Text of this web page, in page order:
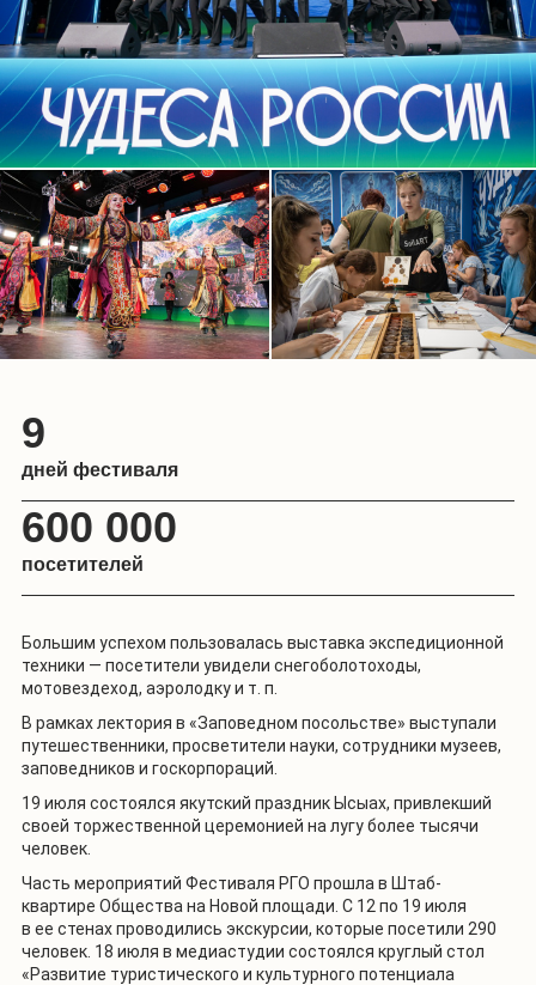
9
дней фестиваля
600 000
посетителей
Большим успехом пользовалась выставка экспедиционной
техники — посетители увидели снегоболотоходы,
мотовездеход, аэролодку и т. п.
В рамках лектория в «Заповедном посольстве» выступали
путешественники, просветители науки, сотрудники музеев,
заповедников и госкорпораций.
19 июля состоялся якутский праздник Ысыах, привлекший
своей торжественной церемонией на лугу более тысячи
человек.
Часть мероприятий Фестиваля РГО прошла в Штаб-
квартире Общества на Новой площади. С 12 по 19 июля
в ее стенах проводились экскурсии, которые посетили 290
человек. 18 июля в медиастудии состоялся круглый стол
«Развитие туристического и культурного потенциала